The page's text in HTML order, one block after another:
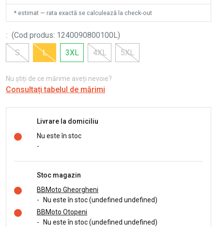
* estimat — rata exactă se calculează la check-out
: (Cod produs: 1240090800100L)
S
L 3XL 4XL 5XL
Nu știți de ce mărime aveți nevoie?
Consultați tabelul de mărimi
Livrare la domiciliu
Nu este în stoc
-
Stoc magazin
BBMoto Gheorgheni
-
Nu este în stoc (undefined undefined)
BBMoto Otopeni
-
Nu este în stoc (undefined undefined)